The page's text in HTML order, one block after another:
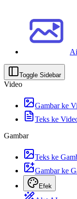
Toggle Sidebar
Video
Gambar ke
Teks ke
Gambar
Teks ke
Gambar ke
Efek